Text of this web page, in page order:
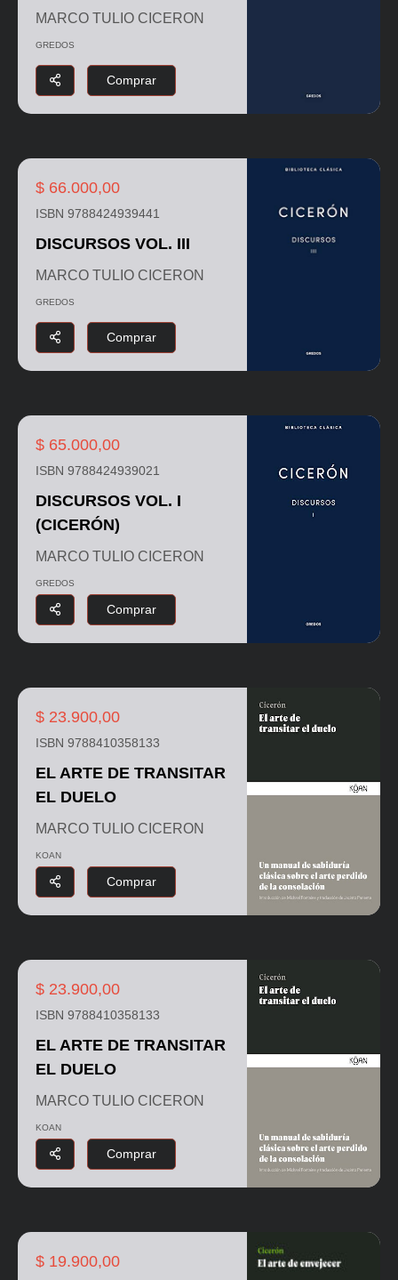
MARCO TULIO CICERON
GREDOS
Comprar
$ 66.000,00
ISBN 9788424939441
DISCURSOS VOL. III
MARCO TULIO CICERON
GREDOS
Comprar
$ 65.000,00
ISBN 9788424939021
DISCURSOS VOL. I
(CICERÓN)
MARCO TULIO CICERON
GREDOS
Comprar
$ 23.900,00
ISBN 9788410358133
EL ARTE DE TRANSITAR
EL DUELO
MARCO TULIO CICERON
KOAN
Comprar
$ 23.900,00
ISBN 9788410358133
EL ARTE DE TRANSITAR
EL DUELO
MARCO TULIO CICERON
KOAN
Comprar
$ 19.900,00